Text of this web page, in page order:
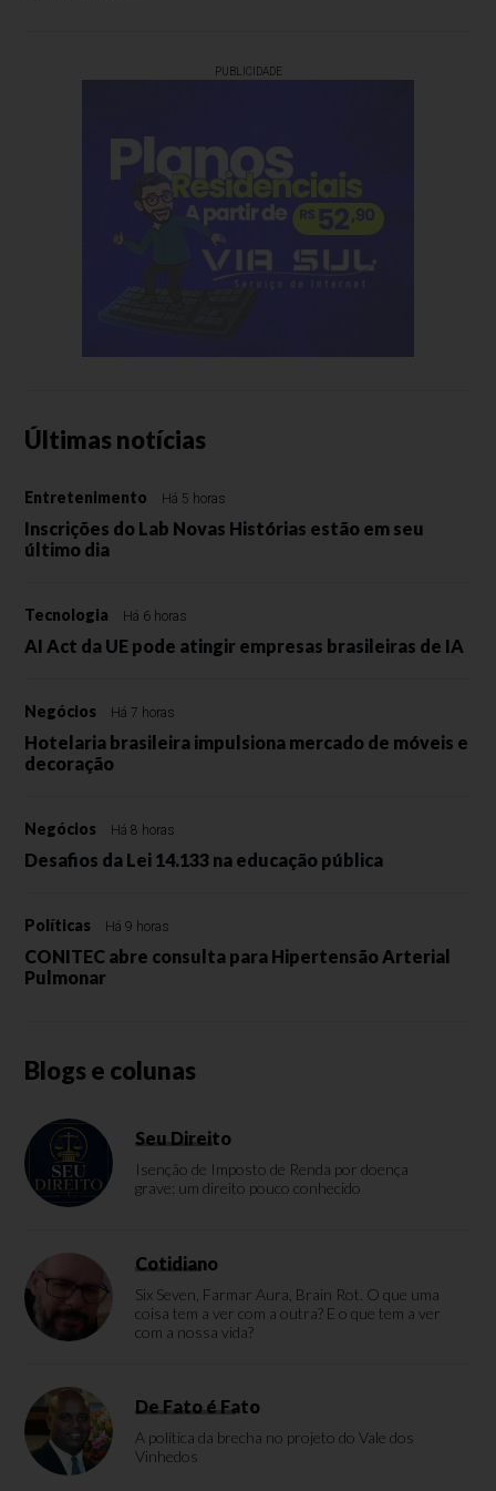
PUBLICIDADE
Últimas notícias
Entretenimento Há 5 horas
Inscrições do Lab Novas Histórias estão em seu
último dia
Tecnologia Há 6 horas
AI Act da UE pode atingir empresas brasileiras de IA
Negócios Há 7 horas
Hotelaria brasileira impulsiona mercado de móveis e
decoração
Negócios Há 8 horas
Desafios da Lei 14.133 na educação pública
Políticas Há 9 horas
CONITEC abre consulta para Hipertensão Arterial
Pulmonar
Blogs e colunas
Seu Direito
Isenção de Imposto de Renda por doença
grave: um direito pouco conhecido
Cotidiano
Six Seven, Farmar Aura, Brain Rot. O que uma
coisa tem a ver com a outra? E o que tem a ver
com a nossa vida?
De Fato é Fato
A política da brecha no projeto do Vale dos
Vinhedos